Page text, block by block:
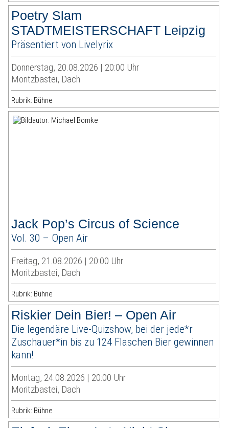
Poetry Slam
STADTMEISTERSCHAFT Leipzig
Präsentiert von Livelyrix
Donnerstag, 20.08.2026 | 20:00 Uhr
Moritzbastei, Dach
Rubrik: Bühne
Jack Pop’s Circus of Science
Vol. 30 – Open Air
Freitag, 21.08.2026 | 20:00 Uhr
Moritzbastei, Dach
Rubrik: Bühne
Riskier Dein Bier! – Open Air
Die legendäre Live-Quizshow, bei der jede*r
Zuschauer*in bis zu 124 Flaschen Bier gewinnen
kann!
Montag, 24.08.2026 | 20:00 Uhr
Moritzbastei, Dach
Rubrik: Bühne